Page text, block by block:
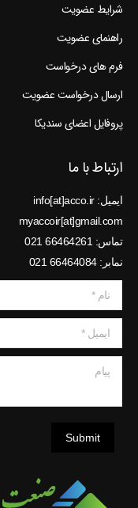
شرایط عضویت
راهنمای عضویت
فرم های درخواست
ارسال درخواست عضویت
پروفایل اعضای سندیکا
ارتباط با ما
ایمیل: info[at]acco.ir
myaccoir[at]gmail.com
تماس: 66464261 021
نمابر: 66464084 021
نام *
ایمیل *
Submit